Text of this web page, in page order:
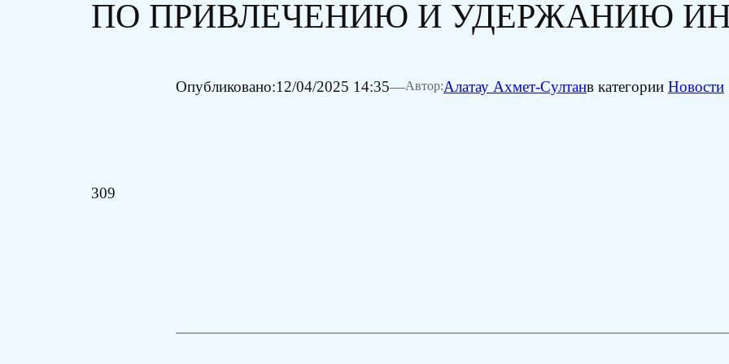
ПО ПРИВЛЕЧЕНИЮ И УДЕРЖАНИЮ
Опубликовано:12/04/2025 14:35—Автор:Алатау Ахмет-Султанв категории Новости
309